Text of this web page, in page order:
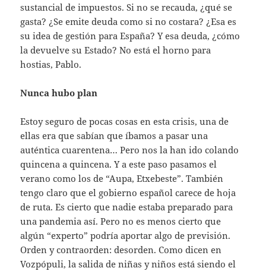
sustancial de impuestos. Si no se recauda, ¿qué se
gasta? ¿Se emite deuda como si no costara? ¿Esa es
su idea de gestión para España? Y esa deuda, ¿cómo
la devuelve su Estado? No está el horno para
hostias, Pablo.
Nunca hubo plan
Estoy seguro de pocas cosas en esta crisis, una de
ellas era que sabían que íbamos a pasar una
auténtica cuarentena… Pero nos la han ido colando
quincena a quincena. Y a este paso pasamos el
verano como los de “Aupa, Etxebeste”. También
tengo claro que el gobierno español carece de hoja
de ruta. Es cierto que nadie estaba preparado para
una pandemia así. Pero no es menos cierto que
algún “experto” podría aportar algo de previsión.
Orden y contraorden: desorden. Como dicen en
Vozpópuli, la salida de niñas y niños está siendo el